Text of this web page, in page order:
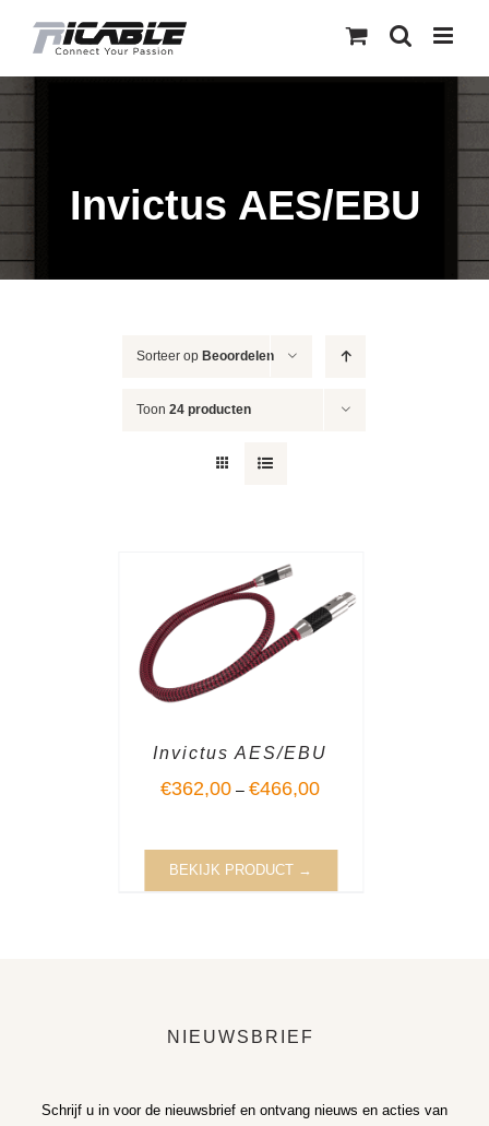
Invictus AES/EBU
Sorteer opBeoordelen
Toon24 producten
Invictus AES/EBU
€362,00 –€466,00
BEKIJK PRODUCT →
NIEUWSBRIEF
Schrijf u in voor de nieuwsbrief en ontvang nieuws en acties van